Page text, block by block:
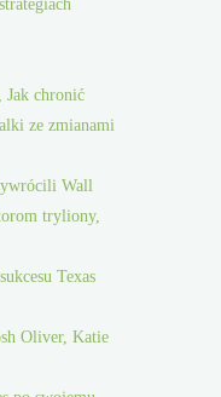
Jak chronić
ze zmianami
Wall
tryliony,
Texas
Oliver, Katie